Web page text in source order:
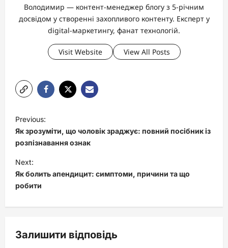
Володимир — контент-менеджер блогу з 5-річним
досвідом у створенні захопливого контенту. Експерт у
digital-маркетингу, фанат технологій.
Visit Website View All Posts
P
o
s
t
n
a
v
g
Previous:
Як зрозуміти, що чоловік зраджує: повний посібник із
розпізнавання ознак
Next:
Як болить апендицит: симптоми, причини та що
робити
Залишити відповідь